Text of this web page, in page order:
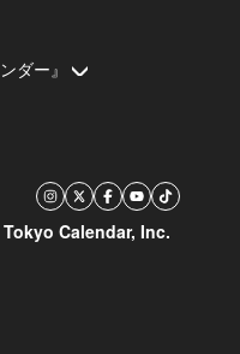
ダー』
Calendar, Inc.